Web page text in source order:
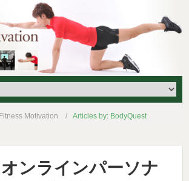
Motivation Articles by: BodyQuest
ンラインパーソナ